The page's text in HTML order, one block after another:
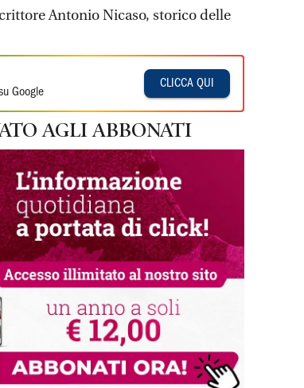
Antonio Nicaso, storico delle
Google
CLICCA QUI
AGLI ABBONATI